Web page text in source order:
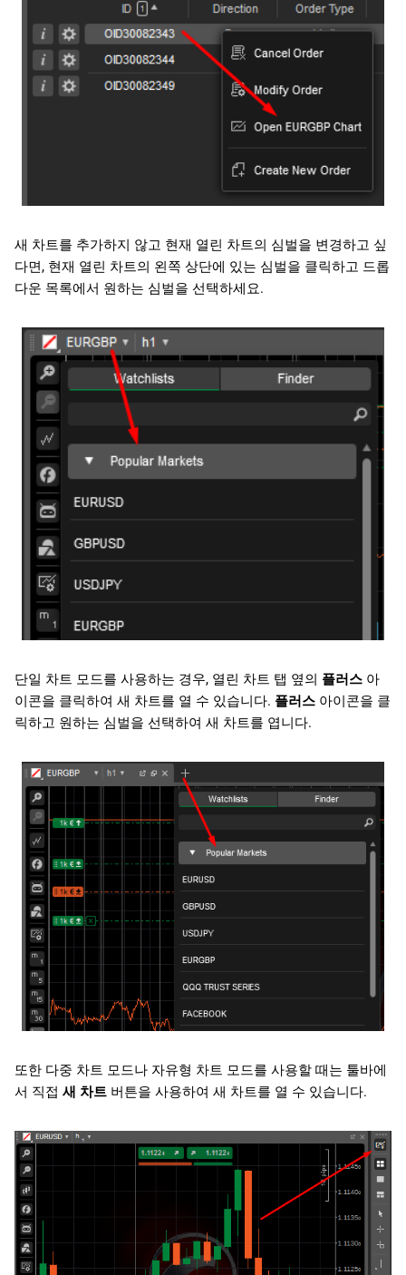
새 차트를 추가하지 않고 현재 열린 차트의 심벌을 변경하고 싶
다면, 현재 열린 차트의 왼쪽 상단에 있는 심벌을 클릭하고 드롭
다운 목록에서 원하는 심벌을 선택하세요.
단일 차트 모드를 사용하는 경우, 열린 차트 탭 옆의 플러스 아
이콘을 클릭하여 새 차트를 열 수 있습니다. 플러스 아이콘을 클
릭하고 원하는 심벌을 선택하여 새 차트를 엽니다.
또한 다중 차트 모드나 자유형 차트 모드를 사용할 때는 툴바에
서 직접 새 차트 버튼을 사용하여 새 차트를 열 수 있습니다.